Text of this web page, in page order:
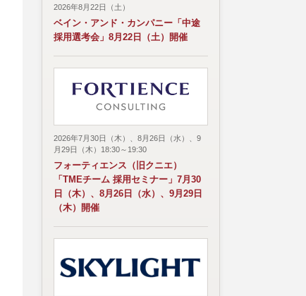
2026年8月22日（土）
ベイン・アンド・カンパニー「中途
採用選考会」8月22日（土）開催
2026年7月30日（木）、8月26日（水）、9
月29日（木）18:30～19:30
フォーティエンス（旧クニエ）
「TMEチーム 採用セミナー」7月30
日（木）、8月26日（水）、9月29日
（木）開催